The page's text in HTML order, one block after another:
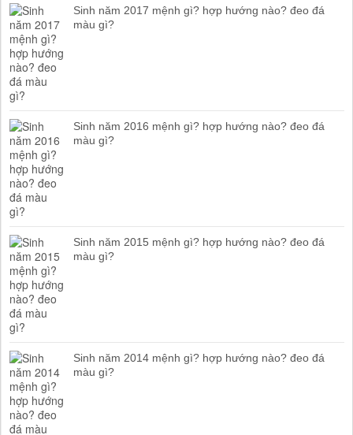
Sinh năm 2017 mệnh gì? hợp hướng nào? đeo đá
màu gì?
Sinh năm 2016 mệnh gì? hợp hướng nào? đeo đá
màu gì?
Sinh năm 2015 mệnh gì? hợp hướng nào? đeo đá
màu gì?
Sinh năm 2014 mệnh gì? hợp hướng nào? đeo đá
màu gì?